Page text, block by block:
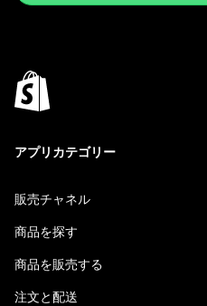
アプリカテゴリー
販売チャネル
商品を探す
商品を販売する
注文と配送